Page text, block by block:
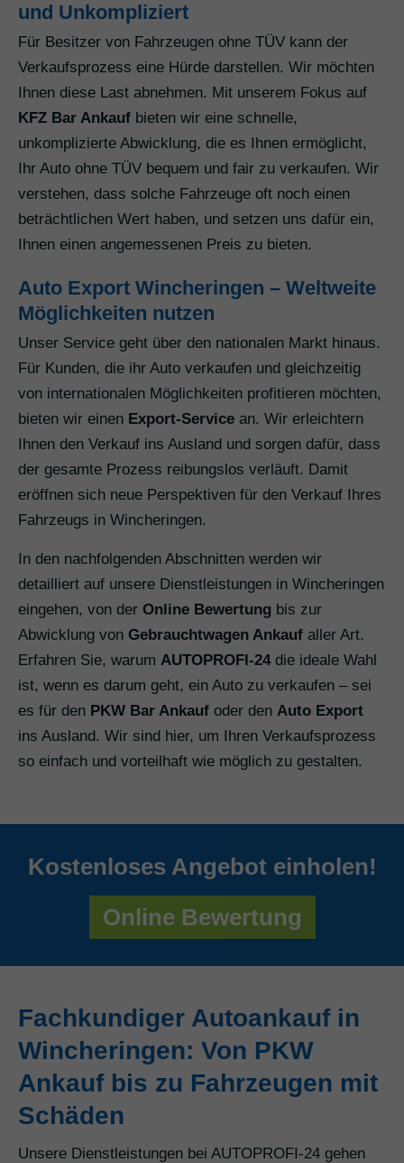
und Unkompliziert
Für Besitzer von Fahrzeugen ohne TÜV kann der
Verkaufsprozess eine Hürde darstellen. Wir möchten
Ihnen diese Last abnehmen. Mit unserem Fokus auf
KFZ Bar Ankauf bieten wir eine schnelle,
unkomplizierte Abwicklung, die es Ihnen ermöglicht,
Ihr Auto ohne TÜV bequem und fair zu verkaufen. Wir
verstehen, dass solche Fahrzeuge oft noch einen
beträchtlichen Wert haben, und setzen uns dafür ein,
Ihnen einen angemessenen Preis zu bieten.
Auto Export Wincheringen – Weltweite
Möglichkeiten nutzen
Unser Service geht über den nationalen Markt hinaus.
Für Kunden, die ihr Auto verkaufen und gleichzeitig
von internationalen Möglichkeiten profitieren möchten,
bieten wir einen Export-Service an. Wir erleichtern
Ihnen den Verkauf ins Ausland und sorgen dafür, dass
der gesamte Prozess reibungslos verläuft. Damit
eröffnen sich neue Perspektiven für den Verkauf Ihres
Fahrzeugs in Wincheringen.
In den nachfolgenden Abschnitten werden wir
detailliert auf unsere Dienstleistungen in Wincheringen
eingehen, von der Online Bewertung bis zur
Abwicklung von Gebrauchtwagen Ankauf aller Art.
Erfahren Sie, warum AUTOPROFI-24die ideale Wahl
ist, wenn es darum geht, ein Auto zu verkaufen – sei
es für den PKW Bar Ankauf oder den Auto Export
ins Ausland. Wir sind hier, um Ihren Verkaufsprozess
so einfach und vorteilhaft wie möglich zu gestalten.
Kostenloses Angebot einholen!
Online Bewertung
Fachkundiger Autoankauf in
Wincheringen: Von PKW
Ankauf bis zu Fahrzeugen mit
Schäden
Unsere Dienstleistungen bei AUTOPROFI-24 gehen